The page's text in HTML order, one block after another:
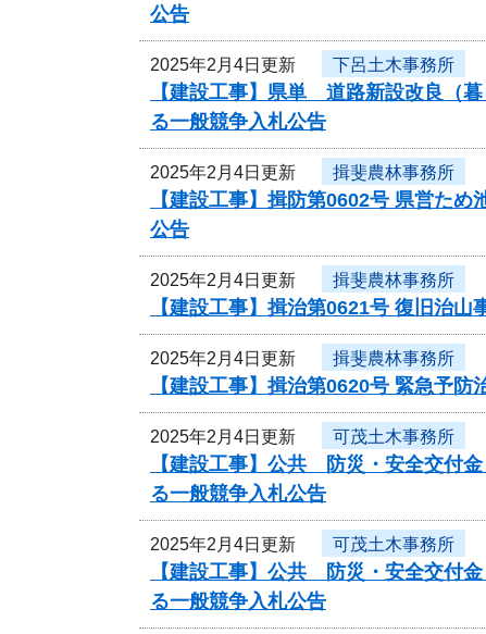
公告
2025年2月4日更新 下呂土木事務所
【建設工事】県単 道路新設改良（
る一般競争入札公告
2025年2月4日更新 揖斐農林事務所
【建設工事】揖防第0602号 県営た
公告
2025年2月4日更新 揖斐農林事務所
【建設工事】揖治第0621号 復旧治
2025年2月4日更新 揖斐農林事務所
【建設工事】揖治第0620号 緊急予
2025年2月4日更新 可茂土木事務所
【建設工事】公共 防災・安全交付
る一般競争入札公告
2025年2月4日更新 可茂土木事務所
【建設工事】公共 防災・安全交付
る一般競争入札公告